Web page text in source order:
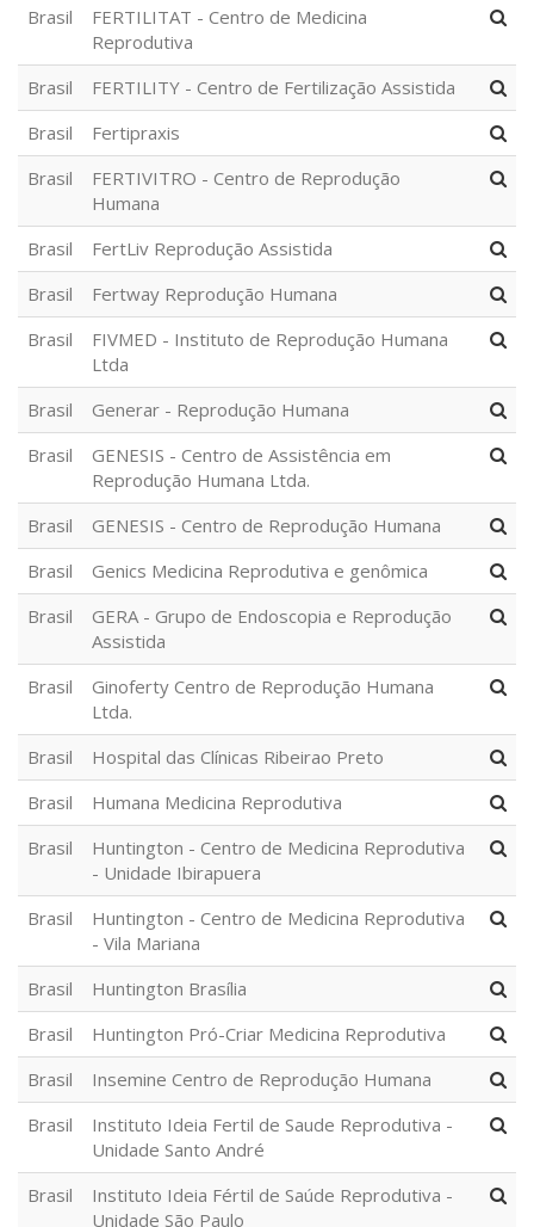
Brasil
FERTILITAT - Centro de Medicina
Reprodutiva
Brasil
FERTILITY - Centro de Fertilização Assistida
Brasil
Fertipraxis
Brasil
FERTIVITRO - Centro de Reprodução
Humana
Brasil
FertLiv Reprodução Assistida
Brasil
Fertway Reprodução Humana
Brasil
FIVMED - Instituto de Reprodução Humana
Ltda
Brasil
Generar - Reprodução Humana
Brasil
GENESIS - Centro de Assistência em
Reprodução Humana Ltda.
Brasil
GENESIS - Centro de Reprodução Humana
Brasil
Genics Medicina Reprodutiva e genômica
Brasil
GERA - Grupo de Endoscopia e Reprodução
Assistida
Brasil
Ginoferty Centro de Reprodução Humana
Ltda.
Brasil
Hospital das Clínicas Ribeirao Preto
Brasil
Humana Medicina Reprodutiva
Brasil
Huntington - Centro de Medicina Reprodutiva
- Unidade Ibirapuera
Brasil
Huntington - Centro de Medicina Reprodutiva
- Vila Mariana
Brasil
Huntington Brasília
Brasil
Huntington Pró-Criar Medicina Reprodutiva
Brasil
Insemine Centro de Reprodução Humana
Brasil
Instituto Ideia Fertil de Saude Reprodutiva -
Unidade Santo André
Brasil
Instituto Ideia Fértil de Saúde Reprodutiva -
Unidade São Paulo